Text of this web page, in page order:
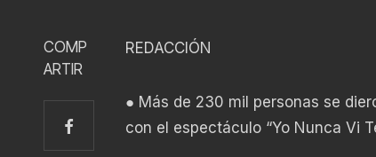
COMP
ARTIR
REDACCIÓN
● Más de 230 mil personas se
con el espectáculo “Yo Nunca Vi